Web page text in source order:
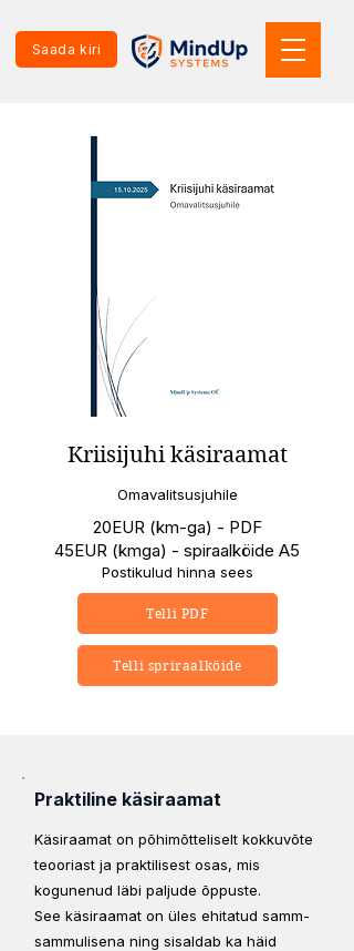
Saada kiri
Kriisijuhi käsiraamat
Omavalitsusjuhile
20EUR (km-ga) - PDF
45EUR (kmga) - spiraalköide A5
Postikulud hinna sees
Telli PDF
Telli spriraalköide
Praktiline käsiraamat
Käsiraamat on põhimõtteliselt kokkuvõte
teooriast ja praktilisest osas, mis
kogunenud läbi paljude õppuste.
See käsiraamat on üles ehitatud samm-
sammulisena ning sisaldab ka häid